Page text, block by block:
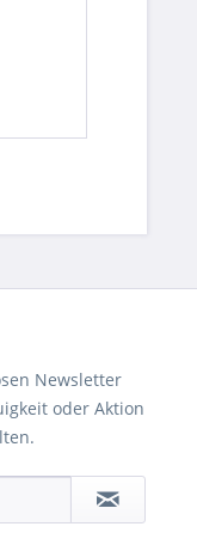
Newsletter
oder Aktion